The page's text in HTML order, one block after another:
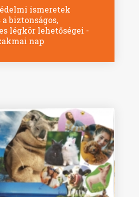
ismeretek
biztonságos,
légkör lehetőségei -
nap